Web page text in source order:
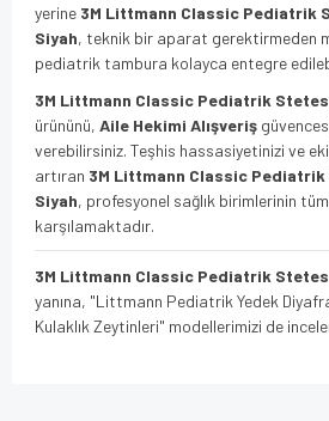
yerine 3M Littmann Classic Pediatrik
Siyah, teknik bir aparat gerektirmeden
pediatrik tambura kolayca entegre
3M Littmann Classic Pediatrik
ürününü, Aile Hekimi Alışveriş
verebilirsiniz. Teşhis hassasiyetinizi ve
artıran 3M Littmann Classic
Siyah, profesyonel sağlık birimlerinin
karşılamaktadır.
3M Littmann Classic Pediatrik
yanına, "Littmann Pediatrik Yedek
Kulaklık Zeytinleri" modellerimizi de